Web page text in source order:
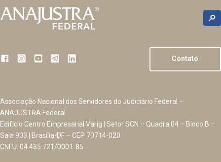
Contato
Associação Nacional dos Servidores do Judiciário Federal –
ANAJUSTRA Federal
Edifício Centro Empresarial Varig | Setor SCN – Quadra 04 – Bloco B –
Sala 903 | Brasília-DF – CEP 70714-020
CNPJ: 04.435.721/0001-85